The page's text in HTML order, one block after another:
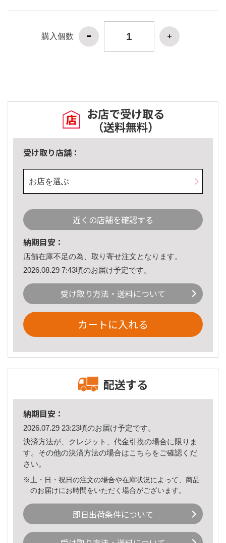
購入個数
お店で受け取る
（送料無料）
受け取り店舗：
お店を選ぶ
近くの店舗を確認する
納期目安：
店舗在庫不足の為、取り寄せ注文となります。
2026.08.29 7:43頃のお届け予定です。
受け取り方法・送料について
カートに入れる
配送する
納期目安：
2026.07.29 23:23頃のお届け予定です。
決済方法が、クレジット、代金引換の場合に限りま
す。その他の決済方法の場合はこちら をご確認くだ
さい。
※土・日・祝日の注文の場合や在庫状況によって、商品
のお届けにお時間をいただく場合がございます。
即日出荷条件について